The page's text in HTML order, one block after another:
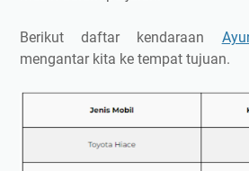
Berikut daftar kendaraan
mengantar kita ke tempat tujuan.